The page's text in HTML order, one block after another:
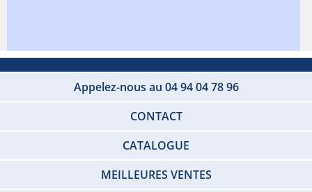
Appelez-nous au 04 94 04 78 96
CONTACT
CATALOGUE
MEILLEURES VENTES